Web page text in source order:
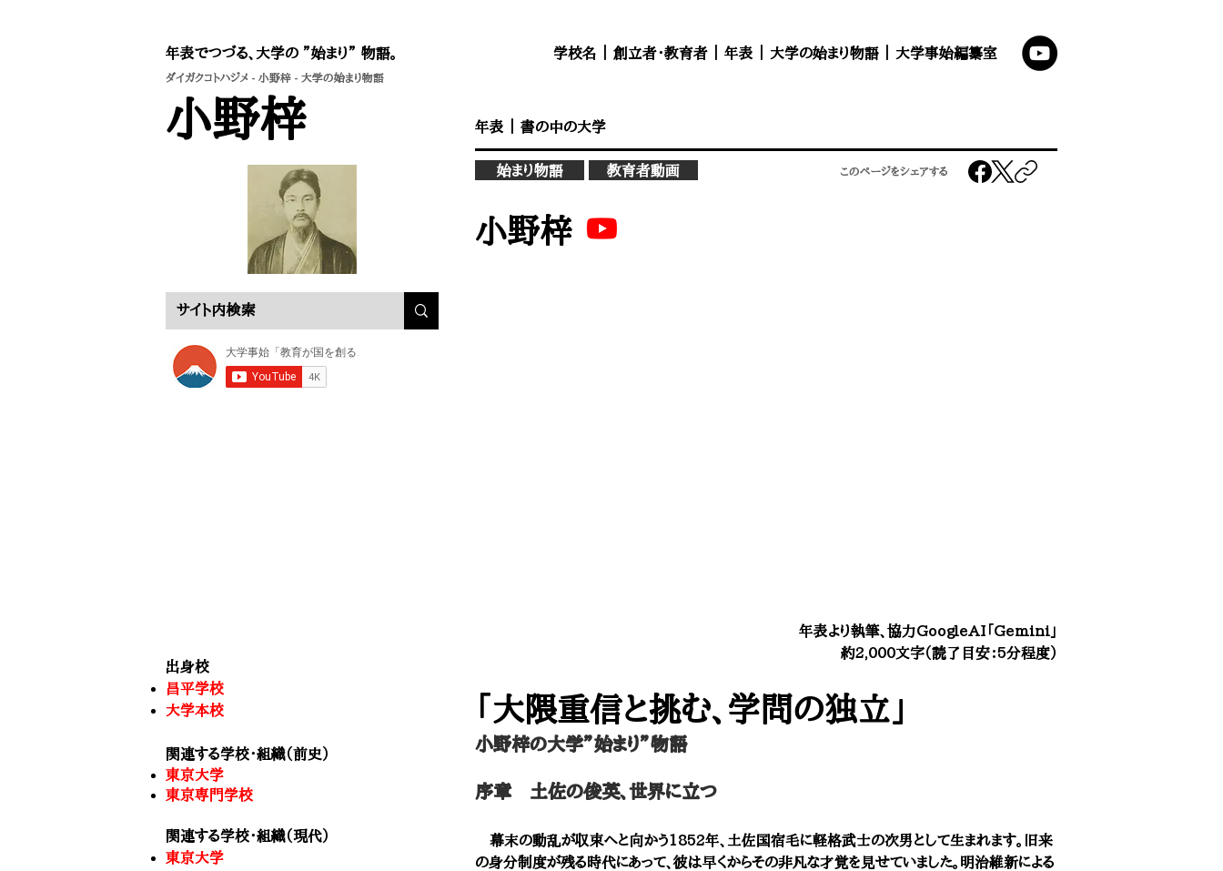
年表でつづる、大学の ”始まり” 物語。 学校名 創立者・教育者 年表 大学の始まり物語 大学事始編纂室
ダイガクコトハジメ - 小野梓 - 大学の始まり物語
小野梓
出身校
昌平学校
大学本校
関連する学校・組織（前史）
東京大学
東京専門学校
関連する学校・組織（現代）
東京大学
年表 書の中の大学
始まり物語 教育者動画 このページをシェアする
小野梓
年表より執筆、協力GoogleAI「Gemini」
約2,000文字（読了目安：5分程度）​
​「大隈重信と挑む、学問の独立」
小野梓の大学”始まり”物語
序章 土佐の俊英、世界に立つ
幕末の動乱が収束へと向かう1852年、土佐国宿毛に軽格武士の次男として生まれます。旧来
の身分制度が残る時代にあって、彼は早くからその非凡な才覚を見せていました。明治維新による